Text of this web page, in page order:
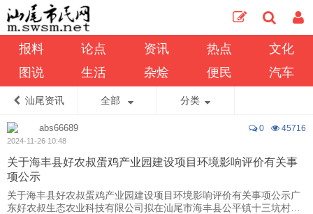
报料 论点 资讯 热点
文化
图说
生活 杂烩 便民 汽车
汕尾资讯 全部 分类
0 45716
abs66689
2024-11-26 10:48
关于海丰县好农叔蛋鸡产业园建设项目环境影响评价有关事
项公示
关于海丰县好农叔蛋鸡产业园建设项目环境影响评价有关事项公示广
东好农叔生态农业科技有限公司拟在汕尾市海丰县公平镇十三坑村委